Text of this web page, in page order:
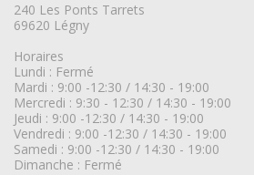
240 Les Ponts Tarrets
69620 Légny
Horaires
Lundi : Fermé
Mardi : 9:00 -12:30 / 14:30 - 19:00
Mercredi : 9:30 - 12:30 / 14:30 - 19:00
Jeudi : 9:00 -12:30 / 14:30 - 19:00
Vendredi : 9:00 -12:30 / 14:30 - 19:00
Samedi : 9:00 -12:30 / 14:30 - 19:00
Dimanche : Fermé